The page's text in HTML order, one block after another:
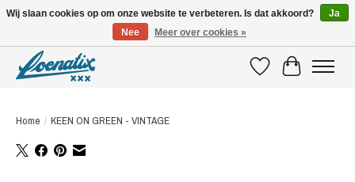
VerlanglijstWinkelwagen
Home / KEEN ON GREEN - VINTAGE
Wij slaan cookies op om onze website te verbeteren. Is dat akkoord?
Ja
Nee
Meer over cookies »